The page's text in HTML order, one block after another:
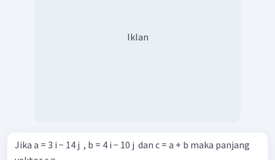
Iklan
Jika a = 3 i − 14 j ​ , b = 4 i − 10 j ​ dan c = a + b maka panjang